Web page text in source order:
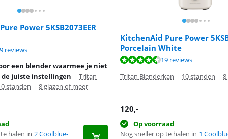
Power 5KSB2073EER
van de 10, gebaseerd op 19 reviews.
reviews
een blender waarmee je niet
juiste instellingen | Tritan
standen | 8 glazen of meer
halen in 2 Coolblue-
KitchenAid Pure Power
Porcelain White
19 reviews
Tritan Blenderkan | 10 standen |
120,-
Op voorraad
Nog sneller op te halen in 1